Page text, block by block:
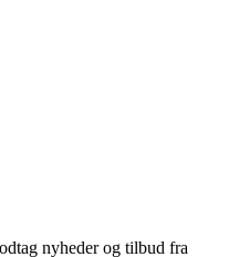
nyheder og tilbud fra